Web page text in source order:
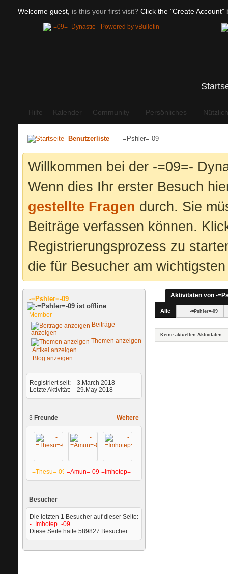
Welcome guest, is this your first visit? Click the "Create Account"
Hilfe Kalender Community Persönliches
Benutzerliste -=Pshler=-09
Willkommen bei der -=09=-
Wenn dies Ihr erster Besuch
gestellte Fragen durch. Sie
Beiträge verfassen können.
Registrierungsprozess zu
die für Besucher am
-=Pshler=-09
Member
Beiträge
anzeigen
Themen anzeigen
Artikel anzeigen
Blog anzeigen
Registriert seit
3.March 2018
Letzte Aktivität
29.May 2018
Weitere
3 Freunde
-
=Thesu=-09
-
=Amun=-09
-
=Imhotep=-09
Besucher
Die letzten 1 Besucher auf dieser Seite:
-=Imhotep=-09
Diese Seite hatte 589827 Besucher.
Aktivitäten von -
Alle -=Pshler=-09
Keine aktuellen Aktivitäten